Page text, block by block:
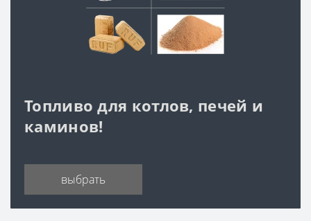
Топливо для котлов, печей и
каминов!
выбрать